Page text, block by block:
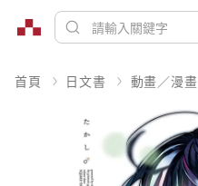
首頁 日文書 動畫／漫畫